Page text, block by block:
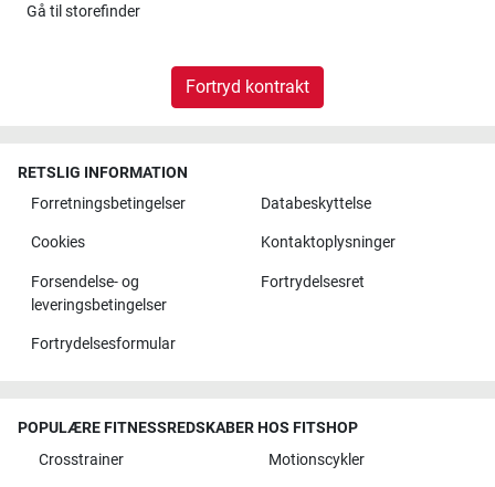
Gå til storefinder
Fortryd kontrakt
RETSLIG INFORMATION
Forretningsbetingelser
Databeskyttelse
Cookies Kontaktoplysninger
Forsendelse- og
leveringsbetingelser
Fortrydelsesret
Fortrydelsesformular
POPULÆRE FITNESSREDSKABER HOS FITSHOP
Crosstrainer
Motionscykler